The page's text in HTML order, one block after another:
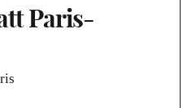
Paris-